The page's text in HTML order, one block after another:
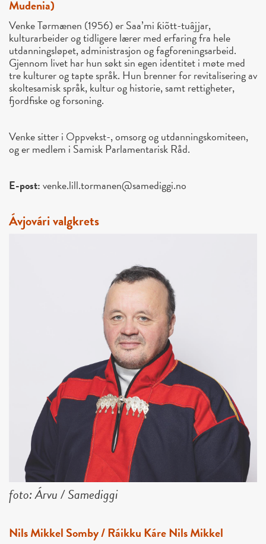
Mudenia)
Venke Tørmænen (1956) er Saa’mi ƙiõtt-tuâjjar,
kulturarbeider og tidligere lærer med erfaring fra hele
utdanningsløpet, administrasjon og fagforeningsarbeid.
Gjennom livet har hun søkt sin egen identitet i møte med
tre kulturer og tapte språk. Hun brenner for revitalisering av
skoltesamisk språk, kultur og historie, samt rettigheter,
fjordfiske og forsoning.
Venke sitter i Oppvekst-, omsorg og utdanningskomiteen,
og er medlem i Samisk Parlamentarisk Råd.
E-post:venke.lill.tormanen@samediggi.no
Ávjovári valgkrets
foto: Árvu / Samediggi
Nils Mikkel Somby / Ráikku Káre Nils Mikkel